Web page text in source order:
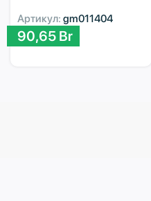
Артикул: gm011404
90,65 Br